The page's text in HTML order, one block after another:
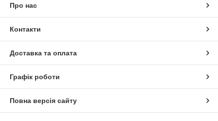
Про нас
Контакти
Доставка та оплата
Графік роботи
Повна версія сайту